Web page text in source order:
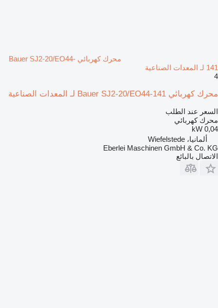
محرك كهربائي Bauer SJ2-20/EO44-
141 لـ المعدات الصناعية
4
محرك كهربائي Bauer SJ2-20/EO44-141 لـ المعدات الصناعية
السعر عند الطلب
محرك كهربائي
0,04 kW
ألمانيا، Wiefelstede
Eberlei Maschinen GmbH & Co. KG
الاتصال بالبائع